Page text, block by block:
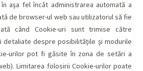
aşa fel încât administrarea automată a
de browser-ul web sau utilizatorul să fie
când Cookie-uri sunt trimise către
detaliate despre posibilităţile şi modurile
urilor pot fi găsite în zona de setări a
Limitarea folosirii Cookie-urilor poate